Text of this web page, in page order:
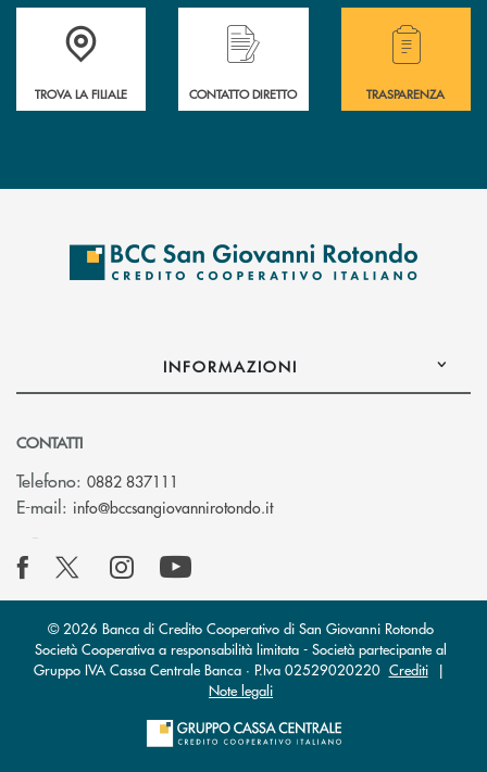
Accedi all' elenco completo delle filiali della BCC San Giovanni
TROVA LA FILIALE
Hai bisogno di assistenza immediata?
CONTATTO DIRETTO
Hai bisogno di
TRASPARENZA
INFORMAZIONI
CONTATTI
Telefono: 0882 837111
E-mail: info@bccsangiovannirotondo.it(si apre l’app di posta
© 2026 Banca di Credito Cooperativo di San Giovanni Rotondo
Società Cooperativa a responsabilità limitata - Società partecipante al
Gruppo IVA Cassa Centrale Banca · P.Iva 02529020220 Crediti|
Note legali